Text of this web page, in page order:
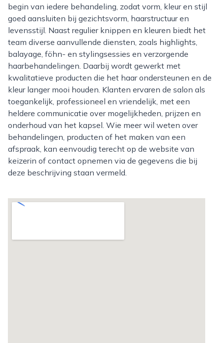
begin van iedere behandeling, zodat vorm, kleur en stijl
goed aansluiten bij gezichtsvorm, haarstructuur en
levensstijl. Naast regulier knippen en kleuren biedt het
team diverse aanvullende diensten, zoals highlights,
balayage, föhn- en stylingsessies en verzorgende
haarbehandelingen. Daarbij wordt gewerkt met
kwalitatieve producten die het haar ondersteunen en de
kleur langer mooi houden. Klanten ervaren de salon als
toegankelijk, professioneel en vriendelijk, met een
heldere communicatie over mogelijkheden, prijzen en
onderhoud van het kapsel. Wie meer wil weten over
behandelingen, producten of het maken van een
afspraak, kan eenvoudig terecht op de website van
keizerin of contact opnemen via de gegevens die bij
deze beschrijving staan vermeld.